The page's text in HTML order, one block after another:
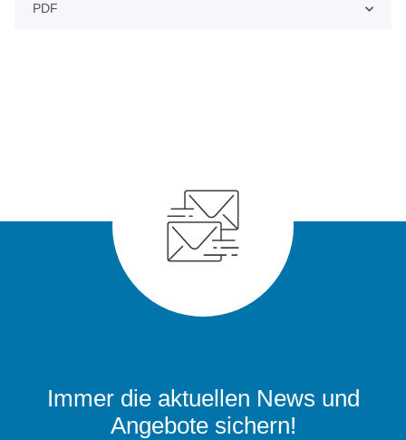
PDF
Immer die aktuellen News und
Angebote sichern!